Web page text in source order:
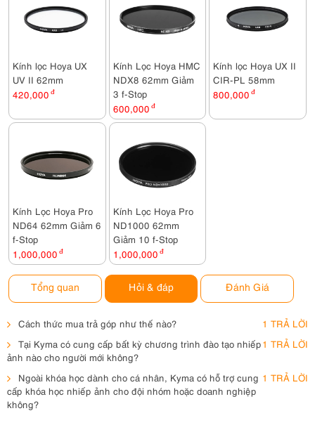
Kính lọc Hoya UX
UV II 62mm
420,000 đ
Kính Lọc Hoya HMC
NDX8 62mm Giảm
3 f-Stop
600,000 đ
Kính lọc Hoya UX II
CIR-PL 58mm
800,000 đ
Kính Lọc Hoya Pro
ND64 62mm Giảm 6
f-Stop
1,000,000 đ
Kính Lọc Hoya Pro
ND1000 62mm
Giảm 10 f-Stop
1,000,000 đ
Tổng quan Hỏi & đáp Đánh Giá
Cách thức mua trả góp như thế nào?
1 TRẢ LỜI
Tại Kyma có cung cấp bất kỳ chương trình đào tạo nhiếp
ảnh nào cho người mới không?
1 TRẢ LỜI
Ngoài khóa học dành cho cá nhân, Kyma có hỗ trợ cung
cấp khóa học nhiếp ảnh cho đội nhóm hoặc doanh nghiệp
không?
1 TRẢ LỜI